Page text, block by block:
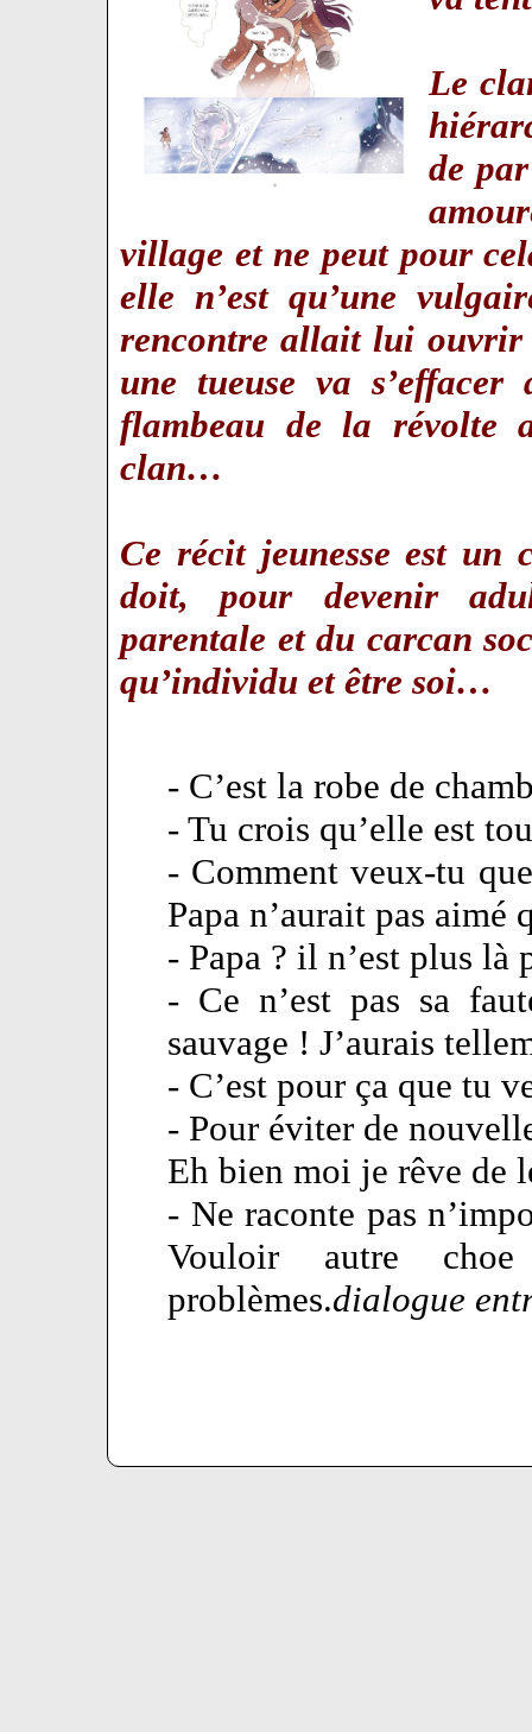
Le
de
village et ne peut pour
elle n’est qu’une
rencontre allait lui ouvrir
une tueuse va
flambeau de la révolte
clan…
Ce récit jeunesse est un
doit, pour devenir
parentale et du carcan
qu’individu et être soi…
- C’est la robe de
- Tu crois qu’elle est
- Comment veux-tu
Papa n’aurait pas aimé
- Papa ? il n’est plus là
- Ce n’est pas sa
sauvage ! J’aurais
- C’est pour ça que tu
- Pour éviter de
Eh bien moi je rêve de
- Ne raconte pas
Vouloir autre
problèmes.dialogue